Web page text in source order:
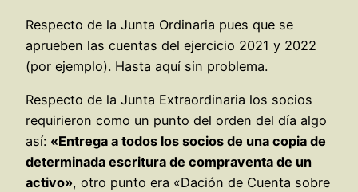
Respecto de la Junta Ordinaria pues que se
aprueben las cuentas del ejercicio 2021 y 2022
(por ejemplo). Hasta aquí sin problema.
Respecto de la Junta Extraordinaria los socios
requirieron como un punto del orden del día algo
así: «Entrega a todos los socios de una copia de
determinada escritura de compraventa de un
activo», otro punto era «Dación de Cuenta sobre